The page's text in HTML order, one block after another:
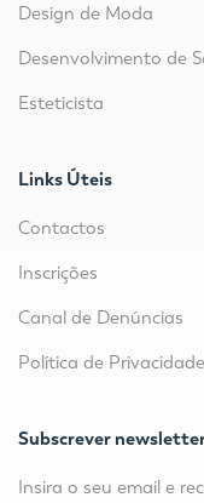
Design de Moda
Desenvolvimento de
Esteticista
Links Úteis
Contactos
Inscrições
Canal de Denúncias
Política de Privacidade
Subscrever
Insira o seu email e